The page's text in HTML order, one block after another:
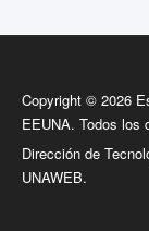
Copyright © 2026
EEUNA. Todos los
Dirección de
UNAWEB.